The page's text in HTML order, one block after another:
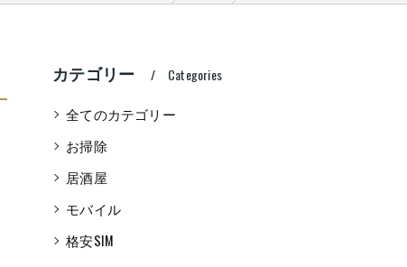
カテゴリー Categories
全てのカテゴリー
お掃除
居酒屋
モバイル
格安SIM